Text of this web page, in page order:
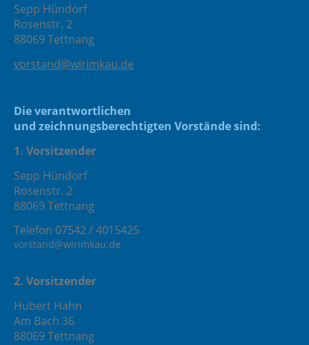
Sepp Hündorf
Rosenstr. 2
88069 Tettnang
vorstand@wirimkau.de
Die verantwortlichen
und zeichnungsberechtigten Vorstände sind:
1. Vorsitzender
Sepp Hündorf
Rosenstr. 2
88069 Tettnang
Telefon 07542 / 4015425
vorstand@wirimkau.de
2. Vorsitzender
Hubert Hahn
Am Bach 36
88069 Tettnang